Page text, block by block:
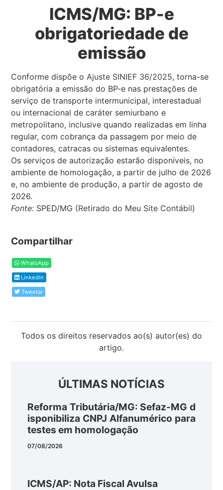
ICMS/MG: BP-e
obrigatoriedade de
emissão
Conforme dispõe o Ajuste SINIEF 36/2025, torna-se
obrigatória a emissão do BP-e nas prestações de
serviço de transporte intermunicipal, interestadual
ou internacional de caráter semiurbano e
metropolitano, inclusive quando realizadas em linha
regular, com cobrança da passagem por meio de
contadores, catracas ou sistemas equivalentes.
Os serviços de autorização estarão disponíveis, no
ambiente de homologação, a partir de julho de 2026
e, no ambiente de produção, a partir de agosto de
2026.
Fonte: SPED/MG (Retirado do Meu Site Contábil)
Compartilhar
WhatsApp
Linkedin
Tweetar
Todos os direitos reservados ao(s) autor(es) do
artigo.
ÚLTIMAS NOTÍCIAS
Reforma Tributária/MG: Sefaz-MG d
isponibiliza CNPJ Alfanumérico para
testes em homologação
07/08/2026
ICMS/AP: Nota Fiscal Avulsa